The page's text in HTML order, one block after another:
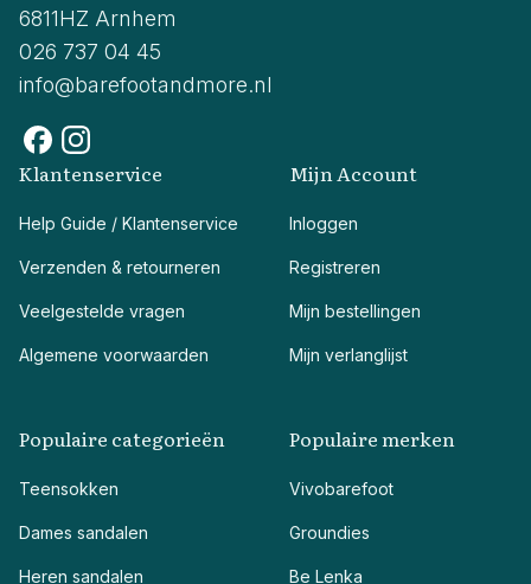
6811HZ Arnhem
026 737 04 45
info@barefootandmore.nl
Klantenservice
Help Guide / Klantenservice
Verzenden & retourneren
Veelgestelde vragen
Algemene voorwaarden
Mijn Account
Inloggen
Registreren
Mijn bestellingen
Mijn verlanglijst
Populaire categorieën
Teensokken
Dames sandalen
Heren sandalen
Populaire merken
Vivobarefoot
Groundies
Be Lenka